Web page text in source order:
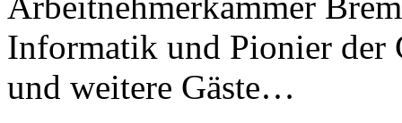
Informatik und Pionier der
und weitere Gäste…